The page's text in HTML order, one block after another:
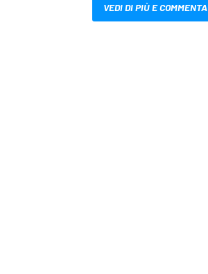
VEDI DI PIÙ E COMMENTA